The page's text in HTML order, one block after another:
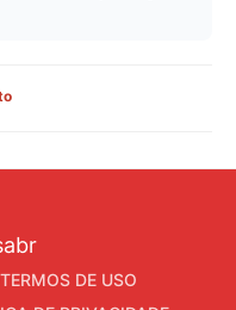
TERMOS DE USO